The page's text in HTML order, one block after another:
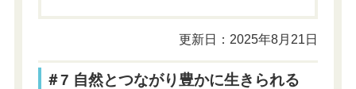
更新日：2025年8月21日
＃7 自然とつながり豊かに生きられる